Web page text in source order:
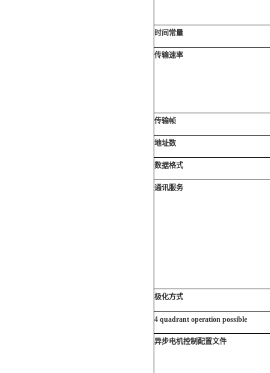
时间常量
传输速率
传输帧
地址数
数据格式
通讯服务
极化方式
4 quadrant operation possible
异步电机控制配置文件